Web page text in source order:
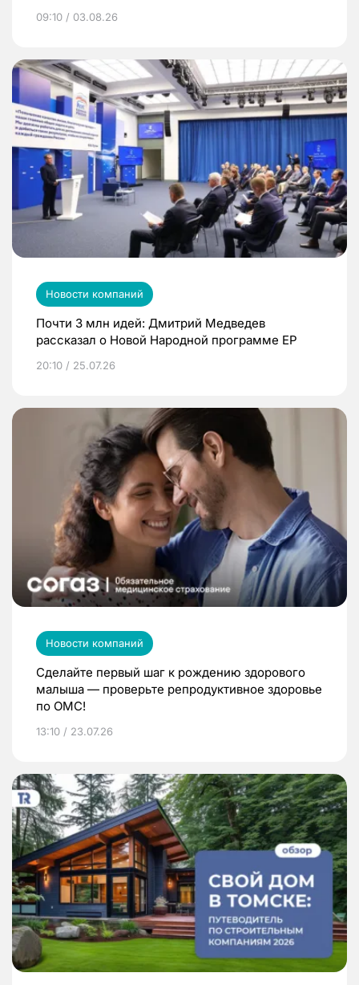
09:10 / 03.08.26
Новости компаний
Почти 3 млн идей: Дмитрий Медведев
рассказал о Новой Народной программе ЕР
20:10 / 25.07.26
Новости компаний
Сделайте первый шаг к рождению здорового
малыша — проверьте репродуктивное здоровье
по ОМС!
13:10 / 23.07.26